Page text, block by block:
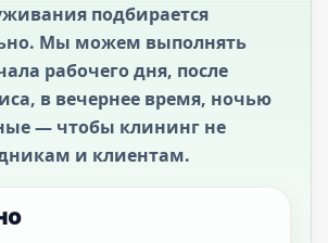
подбирается
Мы можем выполнять
рабочего дня, после
в вечернее время, ночью
— чтобы клининг не
и клиентам.